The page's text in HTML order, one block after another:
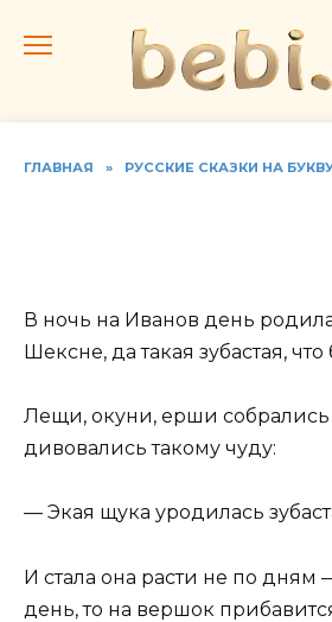
ГЛАВНАЯ » РУССКИЕ СКАЗКИ НА
В ночь на Иванов день
Шексне, да такая зубастая,
Лещи, окуни, ерши собрались
дивовались такому чуду:
— Экая щука уродилась
И стала она расти не по дням
день, то на вершок